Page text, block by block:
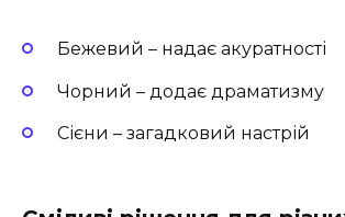
Бежевий – надає акуратності
Чорний – додає драматизму
Сієни – загадковий настрій